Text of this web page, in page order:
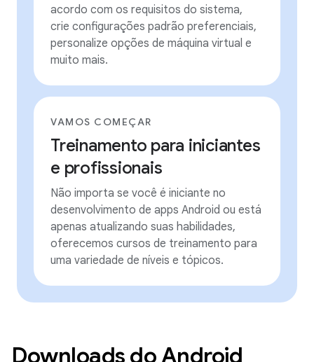
acordo com os requisitos do sistema,
crie configurações padrão preferenciais,
personalize opções de máquina virtual e
muito mais.
VAMOS COMEÇAR
Treinamento para iniciantes
e profissionais
Não importa se você é iniciante no
desenvolvimento de apps Android ou está
apenas atualizando suas habilidades,
oferecemos cursos de treinamento para
uma variedade de níveis e tópicos.
Downloads do Android